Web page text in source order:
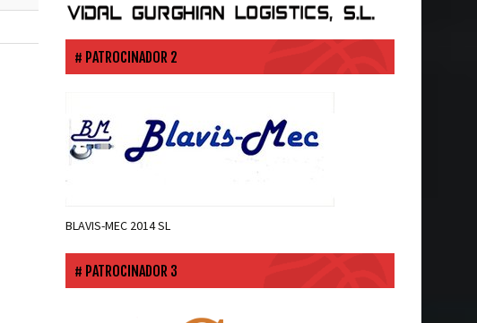
PATROCINADOR 2
BLAVIS-MEC 2014 SL
PATROCINADOR 3